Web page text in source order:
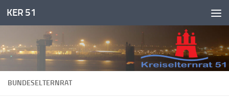
Zum Inhalt springen
KER 51
BUNDESELTERNRAT